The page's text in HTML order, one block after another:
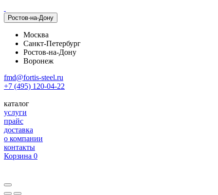
Ростов-на-Дону
Москва
Санкт-Петербург
Ростов-на-Дону
Воронеж
fmd@fortis-steel.ru
+7 (495) 120-04-22
каталог
услуги
прайс
доставка
о компании
контакты
Корзина 0